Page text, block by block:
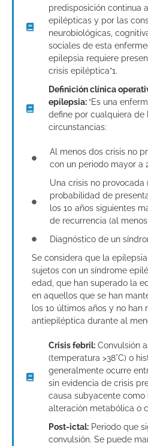
predisposición continua
epilépticas y por las
neurobiológicas,
sociales de esta
epilepsia requiere
crisis epiléptica”1.
Definición clínica
epilepsia: “Es una
define por cualquiera de
circunstancias:
Al menos dos crisis no
con un periodo mayor a
Una crisis no provocada
probabilidad de
los 10 años siguientes
de recurrencia (al menos
Diagnóstico de un
Se considera que la
sujetos con un síndrome
edad, que han superado la
en aquellos que se han
los 10 últimos años y no han
antiepiléptica durante al
Crisis febril:Convulsión
(temperatura >38°C) o
generalmente ocurre
sin evidencia de crisis
causa subyacente como
alteración metabólica o
Post-ictal:Periodo que
convulsión. Se puede